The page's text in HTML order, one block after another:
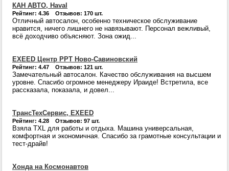
КАН АВТО, Haval
Рейтинг: 4.36 Отзывов: 170 шт.
Отличный автосалон, особенно техническое обслуживание
нравится, ничего лишнего не навязывают. Персонал вежливый,
всё доходчиво объясняют. Зона ожид...
EXEED Центр РРТ Ново-Савиновский
Рейтинг: 4.47 Отзывов: 121 шт.
Замечательный автосалон. Качество обслуживания на высшем
уровне. Спасибо огромное менеджеру Ираиде! Встретила, все
рассказала, показала, и довел...
ТрансТехСервис, EXEED
Рейтинг: 4.28 Отзывов: 97 шт.
Взяла TXL для работы и отдыха. Машина универсальная,
комфортная и экономичная. Спасибо за грамотные консультации и
тест-драйв!
Хонда на Космонавтов